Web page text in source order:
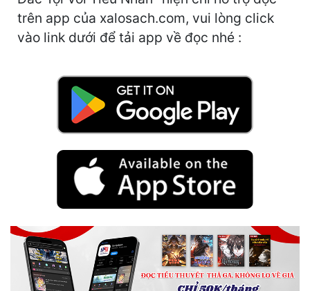
Nữ Phụ
Sủng
Thanh Xuân
trên app của xalosach.com, vui lòng click
vào link dưới để tải app về đọc nhé :